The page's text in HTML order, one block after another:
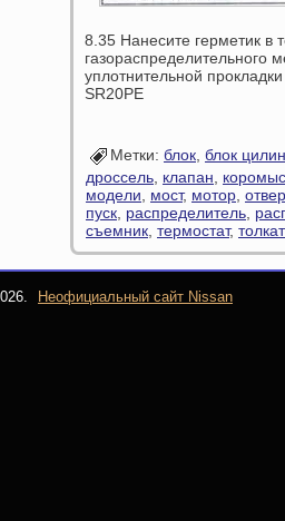
8.35 Нанесите герметик в
газораспределительного
уплотнительной
SR20PE
Метки: блок блок
дроссель, клапан,
модели, мост, мотор,
пуск, распределитель,
съемник, термостат,
Неофициальный сайт Nissan